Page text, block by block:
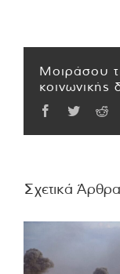
Μοιράσου
κοινωνικής
Facebook
Twitter
Σχετικά Άρθρα